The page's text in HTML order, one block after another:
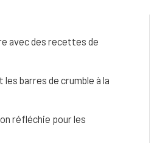
avec des recettes de
barres de crumble à la
réfléchie pour les